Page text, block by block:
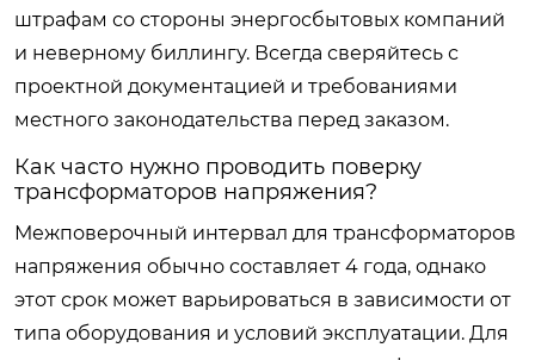
штрафам со стороны энергосбытовых компаний
и неверному биллингу. Всегда сверяйтесь с
проектной документацией и требованиями
местного законодательства перед заказом.
Как часто нужно проводить поверку
трансформаторов напряжения?
Межповерочный интервал для трансформаторов
напряжения обычно составляет 4 года, однако
этот срок может варьироваться в зависимости от
типа оборудования и условий эксплуатации. Для